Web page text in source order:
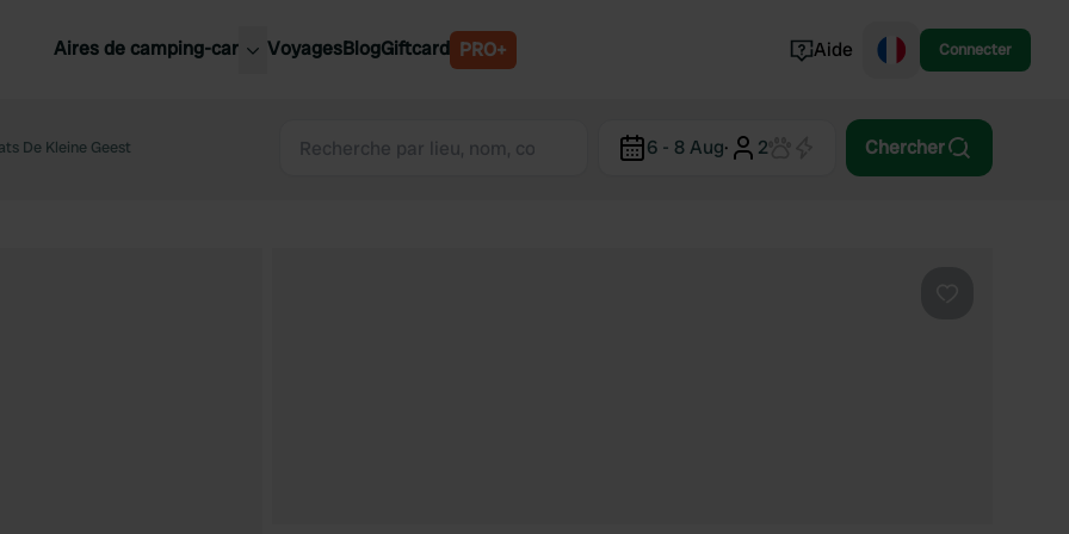
Aires de camping-car
Slovénie
VoyagesBlogGiftcard PRO+ Aide Connecter
De Kleine Geest 6 - 8 Aug· 2 Chercher